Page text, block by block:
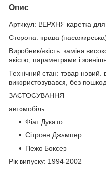
Опис
Артикул: ВЕРХНЯ каретка для
Сторона: права (пасажирська)
Виробник/якість: заміна
якістю, параметрами і
Технічний стан: товар новий,
використовувався, без
ЗАСТОСУВАННЯ
автомобіль:
Фіат Дукато
Сітроен Джампер
Пежо Боксер
Рік випуску: 1994-2002